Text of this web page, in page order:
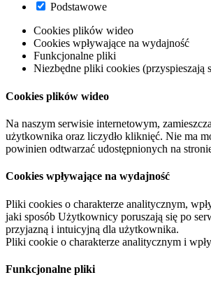
Podstawowe
Cookies plików wideo
Cookies wpływające na wydajność
Funkcjonalne pliki
Niezbędne pliki cookies (przyspieszają
Cookies plików wideo
Na naszym serwisie internetowym,
użytkownika oraz liczydło kliknięć. Nie ma
powinien odtwarzać udostępnionych na
Cookies wpływające na wydajność
Pliki cookies o charakterze analitycznym,
jaki sposób Użytkownicy poruszają się po
przyjazną i intuicyjną dla użytkownika.
Pliki cookie o charakterze analitycznym i
Funkcjonalne pliki